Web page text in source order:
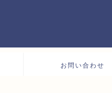
お問い合わせ